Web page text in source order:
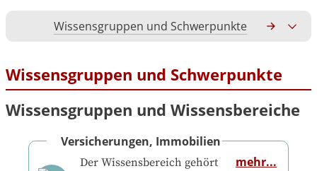
Wissensgruppen und Schwerpunkte
Wissensgruppen und Schwerpunkte
Wissensgruppen und Wissensbereiche
Versicherungen, Immobilien
Der Wissensbereich gehört
mehr...